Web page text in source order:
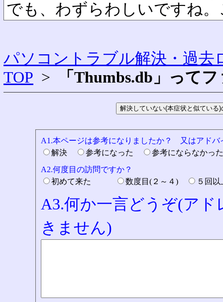
でも、わずらわしいですね
パソコントラブル解決・過去
TOP > 「Thumbs.db」って
A1.本ページは参考になりましたか？ 又はアドバ
解決
参考になった
参考にならなか
A2.何度目の訪問ですか？
初めて来た
数度目(２～４) ５回
A3.何か一言どうぞ(ア
きません)